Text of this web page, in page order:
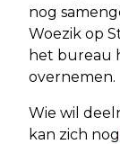
nog
Woezik op
het bureau
overnemen.
Wie wil
kan zich nog